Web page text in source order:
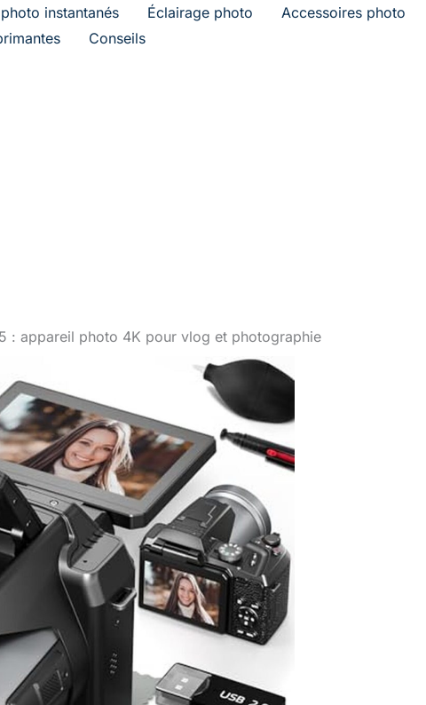
instantanés Éclairage photo Accessoires photo
Conseils
: appareil photo 4K pour vlog et photographie